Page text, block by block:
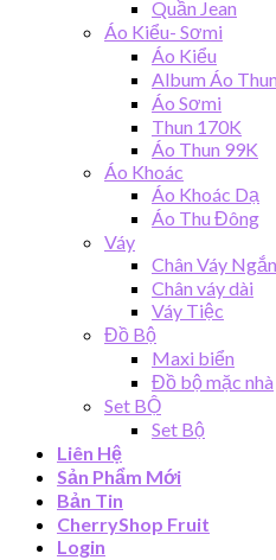
Quần Jean
Áo Kiểu- Sơmi
Áo Kiểu
Album Áo
Áo Sơmi
Thun 170K
Áo Thun 99K
Áo Khoác
Áo Khoác Dạ
Áo Thu Đông
Váy
Chân Váy Ngắn
Chân váy dài
Váy Tiệc
Đồ Bộ
Maxi biển
Đồ bộ mặc nhà
Set BỘ
Set Bộ
Liên Hệ
Sản Phẩm Mới
Bản Tin
CherryShop Fruit
Login